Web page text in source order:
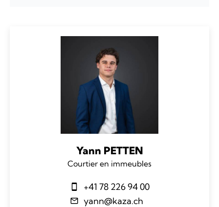
Yann PETTEN
Courtier en immeubles
+41 78 226 94 00
yann@kaza.ch